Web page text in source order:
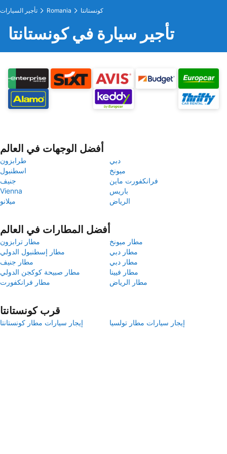
تأجير السيارات Romania كونستانتا
تأجير سيارة في كونستانتا
أفضل الوجهات في العالم
طرابزون
دبي
اسطنبول
ميونخ
جنيف
فرانكفورت ماين
Vienna
باريس
ميلانو
الرياض
أفضل المطارات في العالم
مطار ترابزون
مطار ميونخ
مطار إسطنبول الدولي
مطار دبي
مطار جنيف
مطار دبي
مطار صبيحة كوكجن الدولي
مطار فيينا
مطار فرانكفورت
مطار الرياض
قرب كونستانتا
إيجار سيارات مطار كونستانتا إيجار سيارات مطار تولسيا